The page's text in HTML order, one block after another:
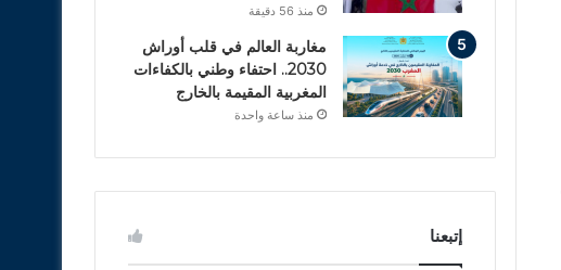
منذ 56 دقيقة
مغاربة العالم في قلب أوراش
2030.. احتفاء وطني بالكفاءات
المغربية المقيمة بالخارج
منذ ساعة واحدة
إتبعنا